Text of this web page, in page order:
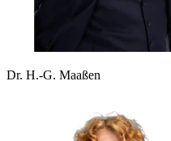
Dr. H.-G. Maaßen